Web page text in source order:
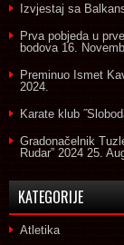
Izvjestaj sa
Prva pobjeda u
bodova 16.
Preminuo Ismet
2024.
Karate klub
Gradonačelnik
Rudar” 2024 25.
KATEGORIJE
Atletika